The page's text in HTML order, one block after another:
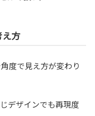
え方
度で見え方が変わり
デザインでも再現度